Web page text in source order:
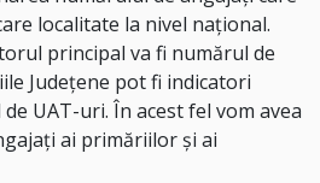
localitate la nivel național.
principal va fi numărul de
Județene pot fi indicatori
UAT-uri. În acest fel vom avea
ai primăriilor și ai